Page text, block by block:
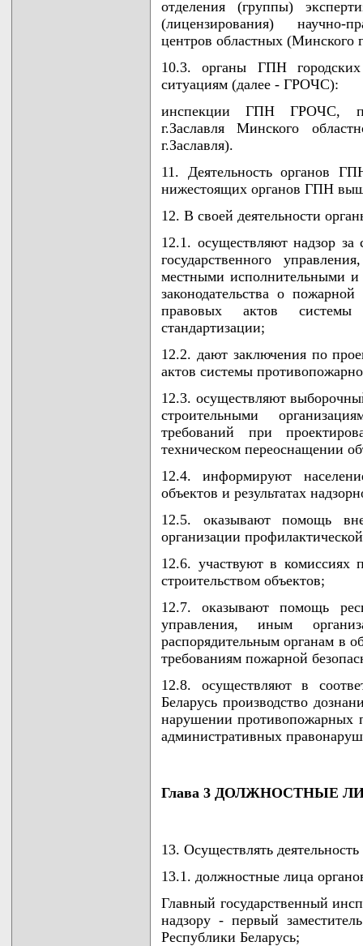
отделения (группы)
(лицензирования) научно-
центров областных (Минского
10.3. органы ГПН
ситуациям (далее - ГРОЧС):
инспекции ГПН ГРОЧС,
г.Заславля Минского
г.Заславля).
11. Деятельность органов
нижестоящих органов ГПН
12. В своей деятельности
12.1. осуществляют надзор за
государственного
местными исполнительными и
законодательства о
правовых актов системы
стандартизации;
12.2. дают заключения по
актов системы
12.3. осуществляют
строительными
требований при
техническом переоснащении
12.4. информируют
объектов и результатах
12.5. оказывают помощь
организации
12.6. участвуют в комиссиях
строительством объектов;
12.7. оказывают помощь
управления, иным
распорядительным органам в
требованиям пожарной
12.8. осуществляют в
Беларусь производство
нарушении противопожарных
административных
Глава 3 ДОЛЖНОСТНЫЕ
13. Осуществлять
13.1. должностные лица
Главный государственный
надзору - первый
Республики Беларусь;